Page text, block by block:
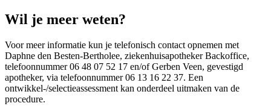
Wil je meer weten?
Voor meer informatie kun je telefonisch contact opnemen met
Daphne den Besten-Bertholee, ziekenhuisapotheker Backoffice,
telefoonnummer 06 48 07 52 17 en/of Gerben Veen, gevestigd
apotheker, via telefoonnummer 06 13 16 22 37. Een
ontwikkel-/selectieassessment kan onderdeel uitmaken van de
procedure.